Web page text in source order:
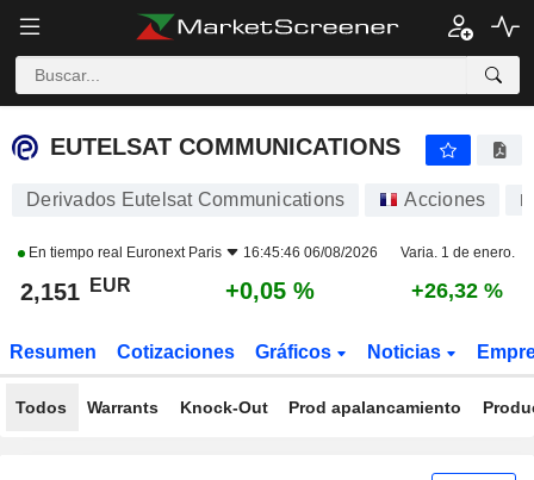
EUTELSAT COMMUNICATIONS
Derivados Eutelsat Communications Acciones
En tiempo real Euronext Paris 16:45:46 06/08/2026 Varia. 1 de enero.
2,151 EUR +0,05 % +26,32 %
Resumen Cotizaciones Gráficos Noticias
Todos Warrants Knock-Out Prod apalancamiento